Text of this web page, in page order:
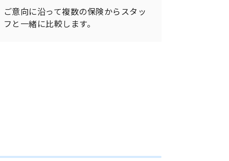
ご意向に沿って複数の保険からスタッ
フと一緒に比較します。